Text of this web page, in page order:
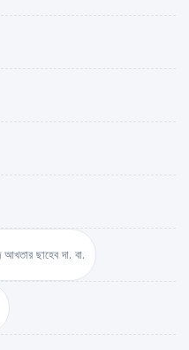
আখতার ছাহেব দা. বা.